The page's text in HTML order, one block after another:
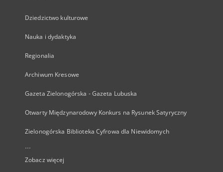
Dziedzictwo kulturowe
Nauka i dydaktyka
Regionalia
Archiwum Kresowe
Gazeta Zielonogórska - Gazeta Lubuska
Otwarty Międzynarodowy Konkurs na Rysunek Satyryczny
Zielonogórska Biblioteka Cyfrowa dla Niewidomych
...
Zobacz więcej